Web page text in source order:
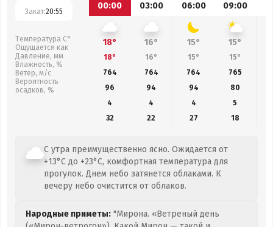
Закат:20:55
Температура С°
Ощущается как
Давление, мм
Влажность, %
Ветер, м/с
Вероятность
осадков, %
00:00
03:00 06:00 09:00
18° 16° 15° 15°
18° 16° 15° 15°
764
764 764 765
96
94 94
80
4
4 4
5
32
22 27 18
С утра преимущественно ясно. Ожидается от
+13°C до +23°C, комфортная температура для
прогулок. Днем небо затянется облаками. К
вечеру небо очистится от облаков.
Народные приметы: "Мирона. «Ветреный день